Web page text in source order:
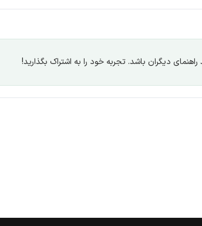
دیگران باشد. تجربه خود را به اشتراک بگذارید!